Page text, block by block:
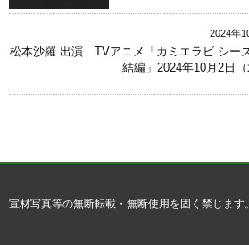
2024年
松本沙羅 出演 TVアニメ「カミエラビ シー
結編」2024年10月2日（
宣材写真等の無断転載・無断使用を固く禁じます。